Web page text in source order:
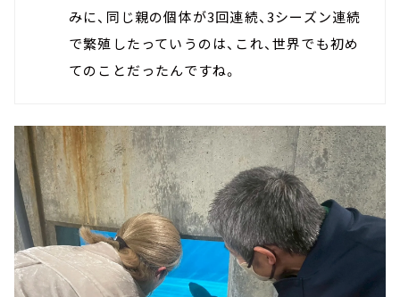
みに、同じ親の個体が3回連続、3シーズン連続
で繁殖したっていうのは、これ、世界でも初め
てのことだったんですね。